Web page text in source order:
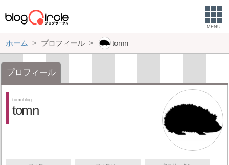
MENU
ホーム プロフィール tomn
プロフィール
tomnblog
tomn